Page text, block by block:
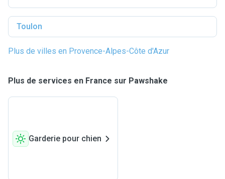
Toulon
Plus de villes en Provence-Alpes-Côte d'Azur
Plus de services en France sur Pawshake
Garderie pour chien